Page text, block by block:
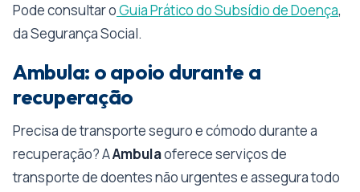
Pode consultar oGuia Prático do Subsídio de Doença,
da Segurança Social.
Ambula: o apoio durante a
recuperação
Precisa de transporte seguro e cómodo durante a
recuperação? AAmbulaoferece serviços de
transporte de doentes não urgentes e assegura todo